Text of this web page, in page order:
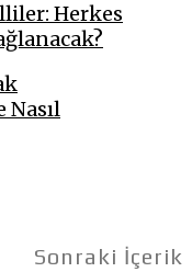
Herkes
Sonraki İçerik